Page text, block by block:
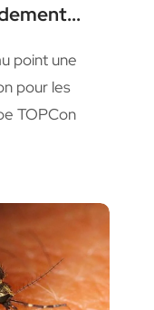
point une
pour les
TOPCon